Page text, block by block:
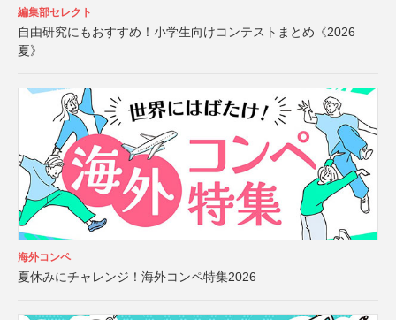
編集部セレクト
自由研究にもおすすめ！小学生向けコンテストまとめ《2026
夏》
海外コンペ
夏休みにチャレンジ！海外コンペ特集2026